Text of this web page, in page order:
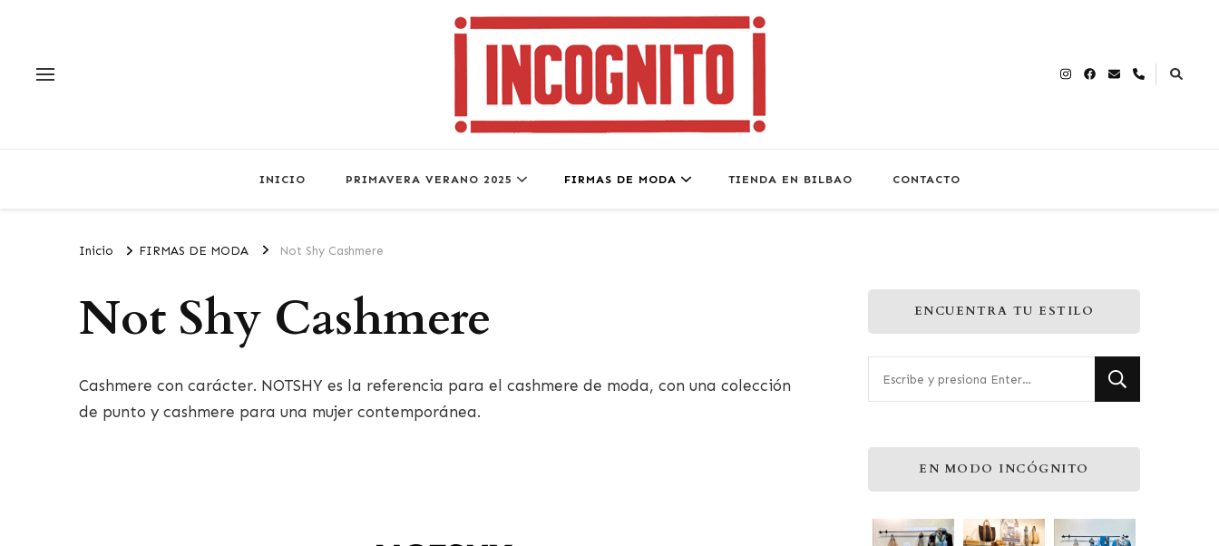
INICIO PRIMAVERA VERANO 2025 FIRMAS DE MODA TIENDA EN BILBAO CONTACTO
Inicio FIRMAS DE MODA Not Shy Cashmere
Not Shy Cashmere
Cashmere con carácter. NOTSHY es la referencia para el cashmere de moda, con una colección
de punto y cashmere para una mujer contemporánea.
ENCUENTRA TU ESTILO
EN MODO INCÓGNITO